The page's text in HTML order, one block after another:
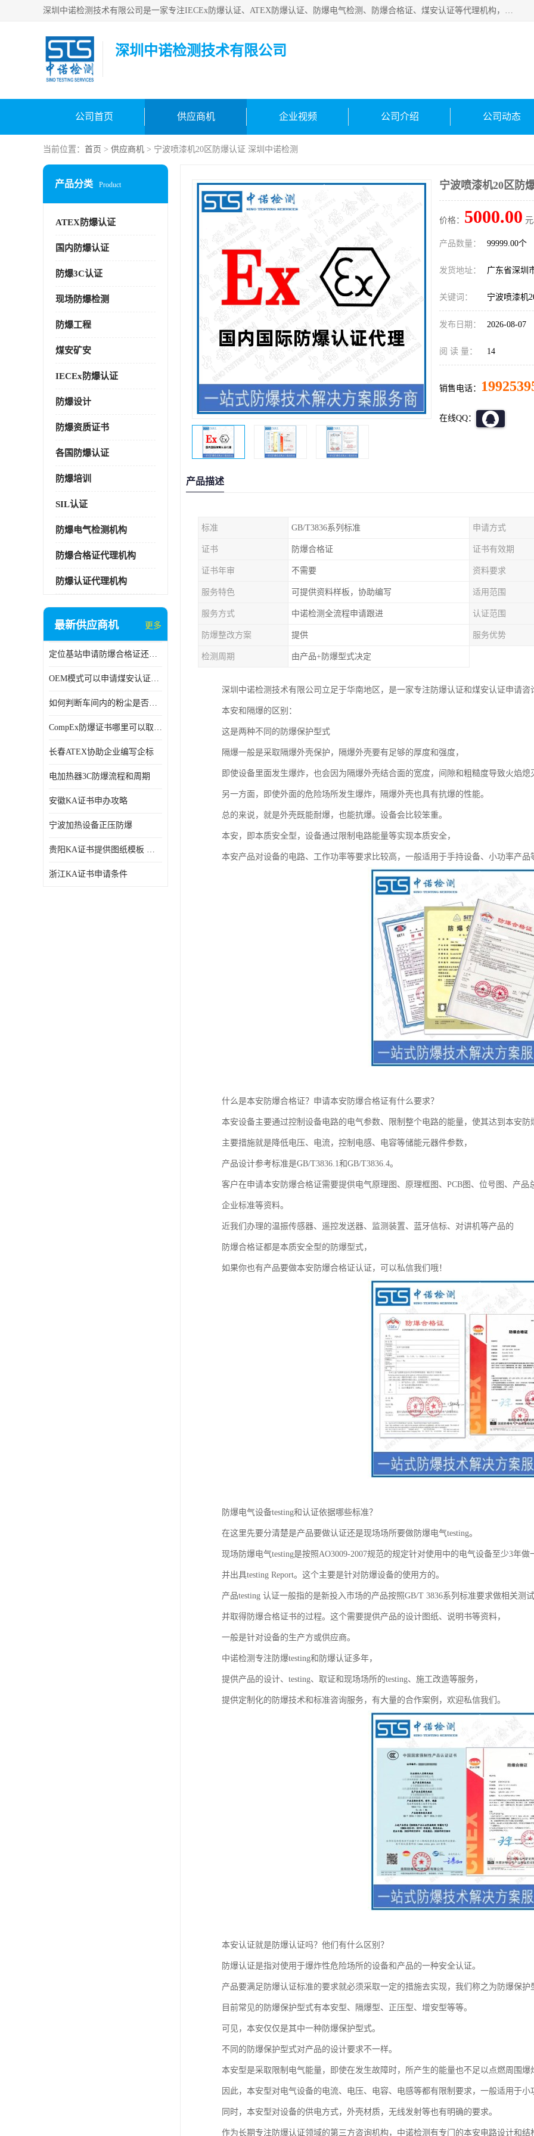
深圳中诺检测技术有限公司是一家专注IECEx防爆认证、ATEX防爆认证、防爆电气检测、防爆合格证、煤安认证等代理机构，可为客户提供从防爆设计、认证、现场检查、工程施工改造、培训等一站式服务。
深圳中诺检测技术有限公司
公司首页 供应商机 企业视频 公司介绍 公司动态
当前位置： 首页 > 供应商机 > 宁波喷漆机20区防爆认证 深圳中诺检测
产品分类 Product
ATEX防爆认证
国内防爆认证
防爆3C认证
现场防爆检测
防爆工程
煤安矿安
IECEx防爆认证
防爆设计
防爆资质证书
各国防爆认证
防爆培训
SIL认证
防爆电气检测机构
防爆合格证代理机构
防爆认证代理机构
最新供应商机 更多
定位基站申请防爆合格证还是防爆3C认证呢？
OEM模式可以申请煤安认证吗？
如何判断车间内的粉尘是否为爆炸性粉尘？
CompEx防爆证书哪里可以取得？
长春ATEX协助企业编写企标
电加热器3C防爆流程和周期
安徽KA证书申办攻略
宁波加热设备正压防爆
贵阳KA证书提供图纸模板 深圳中诺检测
浙江KA证书申请条件
宁波喷漆机20区防
价格： 5000.00
产品数量： 99999.00个
发货地址： 广东省深
关键词： 宁波喷漆机
发布日期： 2026-08-07
阅 读 量： 14
销售电话：
在线QQ：
产品描述
标准 GB/T3836系列标准 申请方式
证书 防爆合格证 证书有效期
证书年审 不需要 资料要求
服务特色 可提供资料样板，协助编写 适用范围
服务方式 中诺检测全流程申请跟进 认证范围
防爆整改方案 提供 服务优势
检测周期 由产品+防爆型式决定
深圳中诺检测技术有限公司立足于华南地区，是一家专注防爆认证和煤安认证申请
本安和隔爆的区别：
这是两种不同的防爆保护型式
隔爆一般是采取隔爆外壳保护，隔爆外壳要有足够的厚度和强度，
即使设备里面发生爆炸，也会因为隔爆外壳结合面的宽度，间隙和粗糙度导致火焰
另一方面，即使外面的危险场所发生爆炸，隔爆外壳也具有抗爆的性能。
总的来说，就是外壳既能耐爆，也能抗爆。设备会比较笨重。
本安，即本质安全型，设备通过限制电路能量等实现本质安全，
本安产品对设备的电路、工作功率等要求比较高，一般适用于手持设备、小功率产品
什么是本安防爆合格证？申请本安防爆合格证有什么要求？
本安设备主要通过控制设备电路的电气参数、限制整个电路的能量，使其达到本安防
主要措施就是降低电压、电流，控制电感、电容等储能元器件参数，
产品设计参考标准是GB/T3836.1和GB/T3836.4。
客户在申请本安防爆合格证需要提供电气原理图、原理框图、PCB图、位号图、产品
企业标准等资料。
近我们办理的温振传感器、遥控发送器、监测装置、蓝牙信标、对讲机等产品的
防爆合格证都是本质安全型的防爆型式，
如果你也有产品要做本安防爆合格证认证，可以私信我们哦！
防爆电气设备testing和认证依据哪些标准？
在这里先要分清楚是产品要做认证还是现场场所要做防爆电气testing。
现场防爆电气testing是按照AO3009-2007规范的规定针对使用中的电气设备至少3年做
并出具testing Report。这个主要是针对防爆设备的使用方的。
产品testing 认证一般指的是新投入市场的产品按照GB/T 3836系列标准要求做相关测
并取得防爆合格证书的过程。这个需要提供产品的设计图纸、说明书等资料，
一般是针对设备的生产方或供应商。
中诺检测专注防爆testing和防爆认证多年，
提供产品的设计、testing、取证和现场场所的testing、施工改造等服务，
提供定制化的防爆技术和标准咨询服务，有大量的合作案例，欢迎私信我们。
本安认证就是防爆认证吗？他们有什么区别？
防爆认证是指对使用于爆炸性危险场所的设备和产品的一种安全认证。
产品要满足防爆认证标准的要求就必须采取一定的措施去实现，我们称之为防爆保护
目前常见的防爆保护型式有本安型、隔爆型、正压型、增安型等等。
可见，本安仅仅是其中一种防爆保护型式。
不同的防爆保护型式对产品的设计要求不一样。
本安型是采取限制电气能量，即使在发生故障时，所产生的能量也不足以点燃周围
因此，本安型对电气设备的电流、电压、电容、电感等都有限制要求，一般适用于小
同时，本安型对设备的供电方式，外壳材质，无线发射等也有明确的要求。
作为长期专注防爆认证领域的第三方咨询机构，中诺检测有专门的本安电路设计和